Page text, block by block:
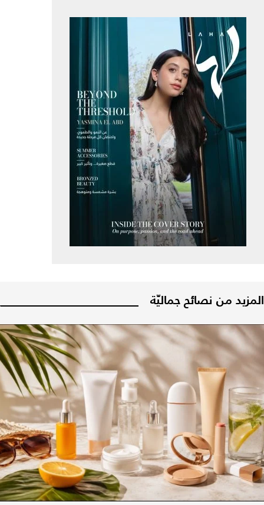
المزيد من نصائح جماليّة